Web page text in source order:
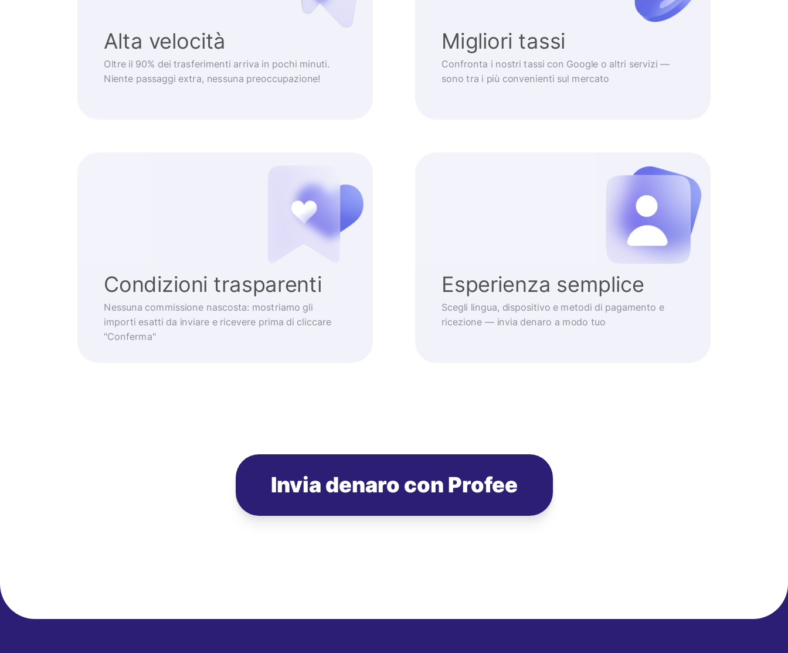
Alta velocità
Oltre il 90% dei trasferimenti arriva in pochi minuti.
Niente passaggi extra, nessuna preoccupazione!
Migliori tassi
Confronta i nostri tassi con Google o altri servizi —
sono tra i più convenienti sul mercato
Condizioni trasparenti
Nessuna commissione nascosta: mostriamo gli
importi esatti da inviare e ricevere prima di cliccare
"Conferma"
Esperienza semplice
Scegli lingua, dispositivo e metodi di pagamento e
ricezione — invia denaro a modo tuo
Invia denaro con Profee